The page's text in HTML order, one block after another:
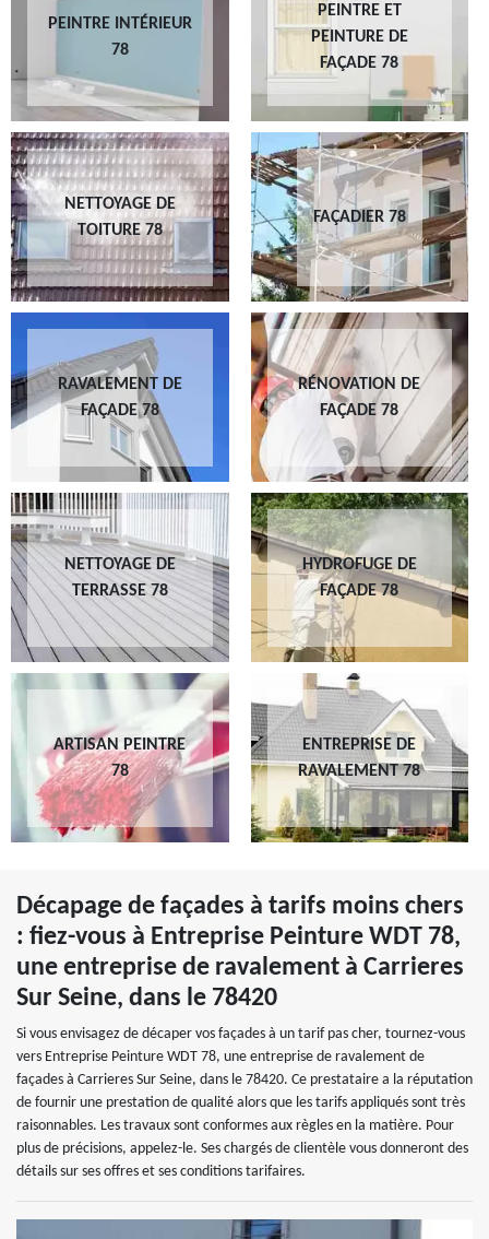
PEINTRE INTÉRIEUR
78
PEINTRE ET
PEINTURE DE
FAÇADE 78
NETTOYAGE DE
TOITURE 78
FAÇADIER 78
RAVALEMENT DE
FAÇADE 78
RÉNOVATION DE
FAÇADE 78
NETTOYAGE DE
TERRASSE 78
HYDROFUGE DE
FAÇADE 78
ARTISAN PEINTRE
78
ENTREPRISE DE
RAVALEMENT 78
Décapage de façades à tarifs moins chers
: fiez-vous à Entreprise Peinture WDT 78,
une entreprise de ravalement à Carrieres
Sur Seine, dans le 78420
Si vous envisagez de décaper vos façades à un tarif pas cher, tournez-vous
vers Entreprise Peinture WDT 78, une entreprise de ravalement de
façades à Carrieres Sur Seine, dans le 78420. Ce prestataire a la réputation
de fournir une prestation de qualité alors que les tarifs appliqués sont très
raisonnables. Les travaux sont conformes aux règles en la matière. Pour
plus de précisions, appelez-le. Ses chargés de clientèle vous donneront des
détails sur ses offres et ses conditions tarifaires.